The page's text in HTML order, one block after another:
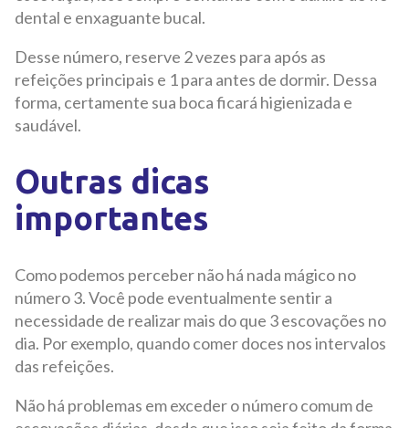
dental e enxaguante bucal.
Desse número, reserve 2 vezes para após as
refeições principais e 1 para antes de dormir. Dessa
forma, certamente sua boca ficará higienizada e
saudável.
Outras dicas
importantes
Como podemos perceber não há nada mágico no
número 3. Você pode eventualmente sentir a
necessidade de realizar mais do que 3 escovações no
dia. Por exemplo, quando comer doces nos intervalos
das refeições.
Não há problemas em exceder o número comum de